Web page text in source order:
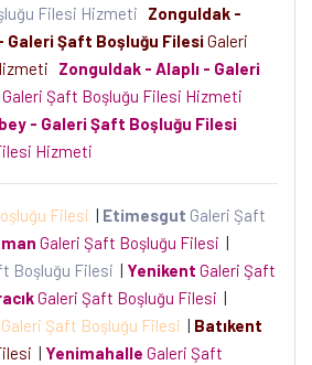
Filesi Hizmeti
Zonguldak -
Galeri Şaft Boşluğu FilesiGaleri
Zonguldak - Alaplı - Galeri
Galeri Şaft Boşluğu Filesi Hizmeti
- Galeri Şaft Boşluğu Filesi
Hizmeti
Filesi | Etimesgut Galeri Şaft
Galeri Şaft Boşluğu Filesi |
Boşluğu Filesi | Yenikent Galeri Şaft
Galeri Şaft Boşluğu Filesi |
Galeri Şaft Boşluğu Filesi | Batıkent
| Yenimahalle Galeri Şaft